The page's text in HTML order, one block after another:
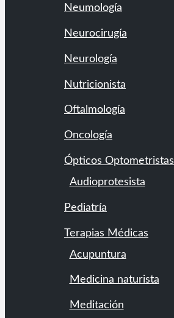
Neumología
Neurocirugía
Neurología
Nutricionista
Oftalmología
Oncología
Ópticos Optometristas
Audioprotesista
Pediatría
Terapias Médicas
Acupuntura
Medicina naturista
Meditación